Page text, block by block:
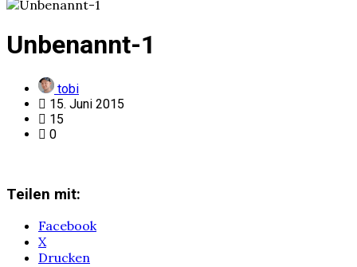
Unbenannt-1
tobi
15. Juni 2015
15
0
Teilen mit:
Facebook
X
Drucken